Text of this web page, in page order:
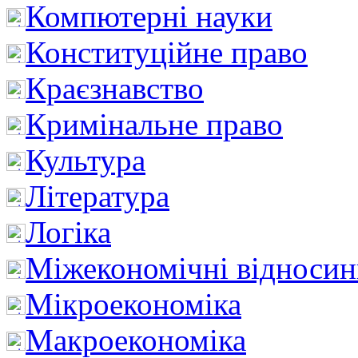
Компютерні науки
Конституційне право
Краєзнавство
Кримінальне право
Культура
Література
Логіка
Міжекономічні
Мікроекономіка
Макроекономіка